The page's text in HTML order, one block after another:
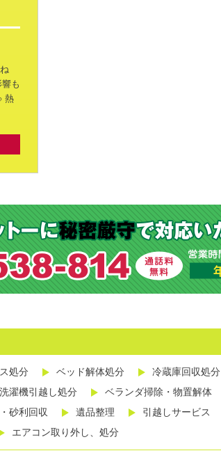
も
熱
処分 ベッド解体処分
冷蔵庫回収処分
洗濯機引越し処分
ベランダ掃除・物置解体
砂利回収 遺品整理
引越しサービス
エアコン取り外し、処分